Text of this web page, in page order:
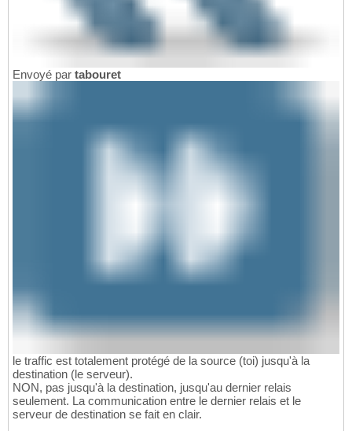
Envoyé par tabouret
le traffic est totalement protégé de la source (toi) jusqu'à la
destination (le serveur).
NON, pas jusqu'à la destination, jusqu'au dernier relais
seulement. La communication entre le dernier relais et le
serveur de destination se fait en clair.